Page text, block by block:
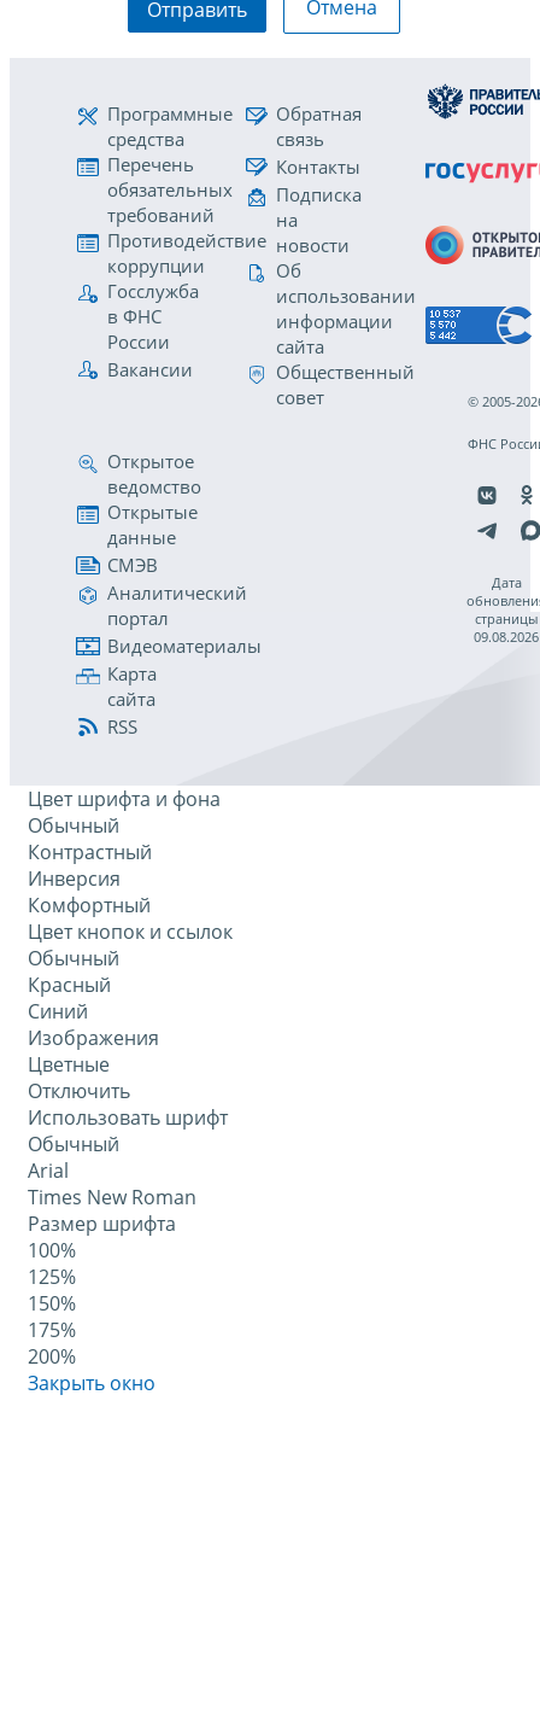
Отправить Отмена
Программные
средства
Перечень
обязательных
требований
Противодействие
коррупции
Госслужба
в ФНС
России
Вакансии
Обратная
связь
Контакты
Подписка
на
новости
Об
использовании
информации
сайта
Общественный
совет
Открытое
ведомство
Открытые
данные
СМЭВ
Аналитический
портал
Видеоматериалы
Карта
сайта
RSS
© 2005-
ФНС
Дата
страницы
09.08.2026
Цвет шрифта и фона
Обычный
Контрастный
Инверсия
Комфортный
Цвет кнопок и ссылок
Обычный
Красный
Синий
Изображения
Цветные
Отключить
Использовать шрифт
Обычный
Arial
Times New Roman
Размер шрифта
100%
125%
150%
175%
200%
Закрыть окно